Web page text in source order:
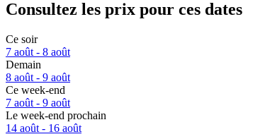
Consultez les prix pour ces dates
Ce soir
7 août - 8 août
Demain
8 août - 9 août
Ce week-end
7 août - 9 août
Le week-end prochain
14 août - 16 août